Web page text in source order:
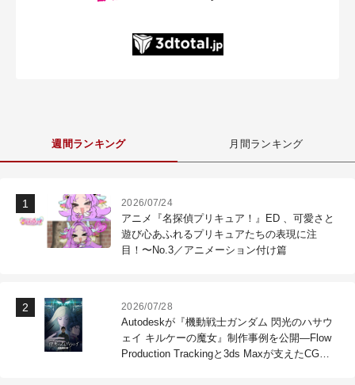
週間ランキング 月間ランキング
2026/07/24
アニメ『名探偵プリキュア！』ED 、可愛さと
遊び心あふれるプリキュアたちの表現に注
目！〜No.3／アニメーション付け篇
2026/07/28
Autodeskが『機動戦士ガンダム 閃光のハサウ
ェイ キルケーの魔女』制作事例を公開―Flow
Production Trackingと3ds Maxが支えたCG制